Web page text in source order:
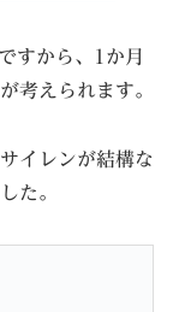
すから、1か月
考えられます。
イレンが結構な
た。